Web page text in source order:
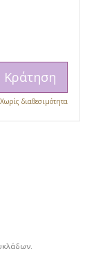
Κράτηση
Χωρίς διαθεσιμότητα